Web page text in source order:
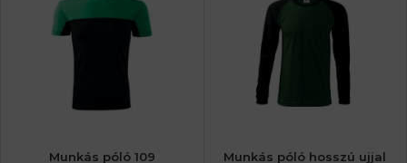
Munkás póló 109
Munkás póló hosszú ujjal